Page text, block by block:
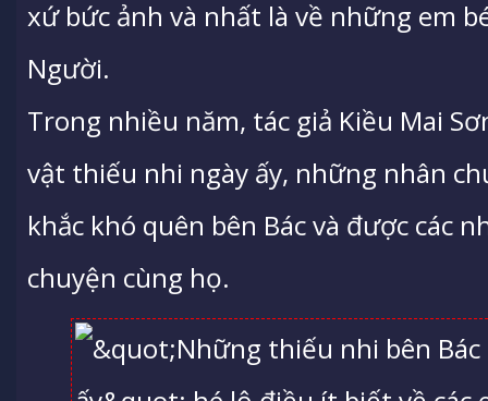
xứ bức ảnh và nhất là về những em
Người.
Trong nhiều năm, tác giả Kiều Mai
vật thiếu nhi ngày ấy, những nhân
khắc khó quên bên Bác và được các
chuyện cùng họ.